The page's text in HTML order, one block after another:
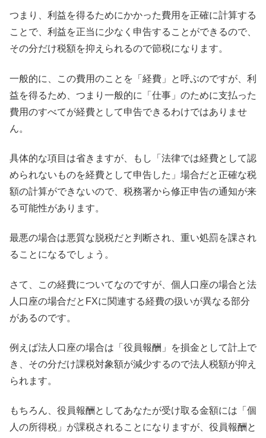
つまり、利益を得るためにかかった費用を正確に計算する
ことで、利益を正当に少なく申告することができるので、
その分だけ税額を抑えられるので節税になります。
一般的に、この費用のことを「経費」と呼ぶのですが、利
益を得るため、つまり一般的に「仕事」のために支払った
費用のすべてが経費として申告できるわけではありませ
ん。
具体的な項目は省きますが、もし「法律では経費として認
められないものを経費として申告した」場合だと正確な税
額の計算ができないので、税務署から修正申告の通知が来
る可能性があります。
最悪の場合は悪質な脱税だと判断され、重い処罰を課され
ることになるでしょう。
さて、この経費についてなのですが、個人口座の場合と法
人口座の場合だとFXに関連する経費の扱いが異なる部分
があるのです。
例えば法人口座の場合は「役員報酬」を損金として計上で
き、その分だけ課税対象額が減少するので法人税額が抑え
られます。
もちろん、役員報酬としてあなたが受け取る金額には「個
人の所得税」が課税されることになりますが、役員報酬と